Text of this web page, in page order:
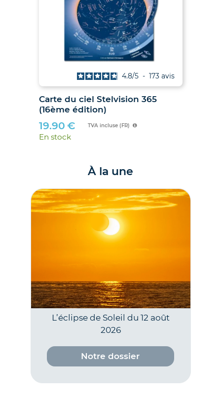
Les Soleils noirs de 2026 et 2027
– Le guide des éclipses des 12
août 2026 et 2 août 2027
4.9/5 - 38 avis
21.00€
À la une
L’éclipse de Soleil du 12 août
2026
Notre dossier